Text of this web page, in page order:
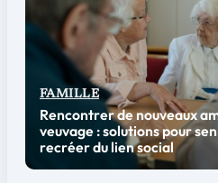
FAMILLE
Rencontrer de nouveaux
veuvage : solutions pour
recréer du lien social